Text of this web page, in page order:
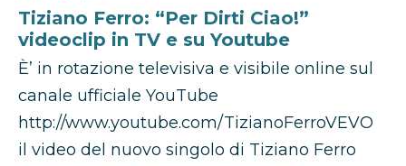
Tiziano Ferro: “Per Dirti Ciao!”
videoclip in TV e su Youtube
È’ in rotazione televisiva e visibile online sul
canale ufficiale YouTube
http://www.youtube.com/TizianoFerroVEVO
il video del nuovo singolo di Tiziano Ferro